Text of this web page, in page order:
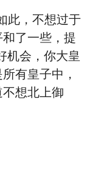
，不想过于
了一些，提
机会，你大皇
有皇子中，
想北上御